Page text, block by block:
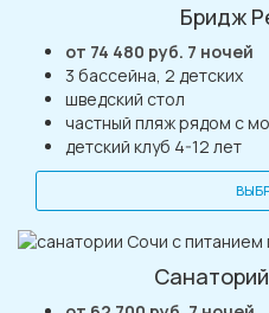
Бридж
от 74 480 руб. 7 ночей
3 бассейна, 2 детских
шведский стол
частный пляж рядом с
детский клуб 4-12 лет